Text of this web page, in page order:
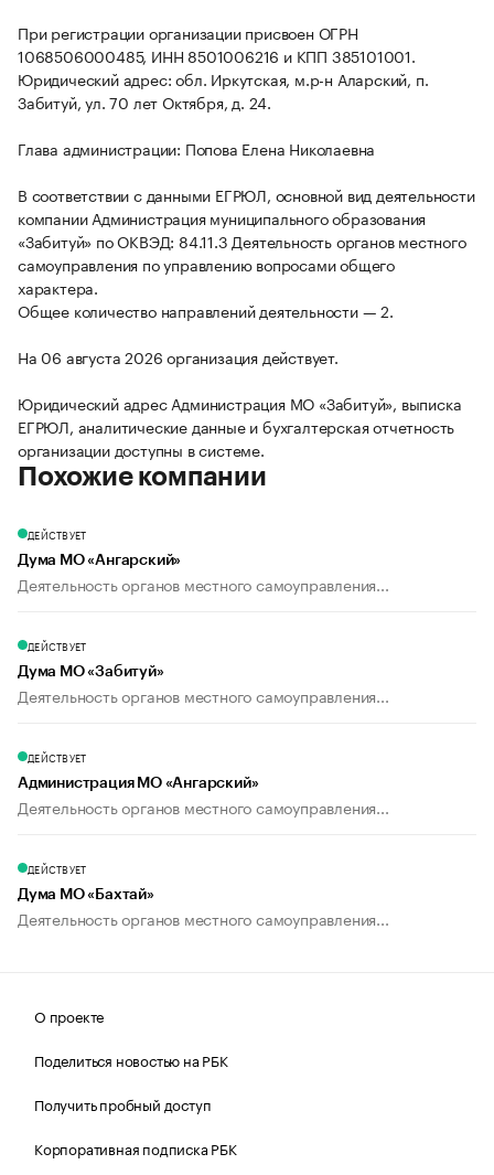
При регистрации организации присвоен ОГРН
1068506000485, ИНН 8501006216 и КПП 385101001.
Юридический адрес: обл. Иркутская, м.р-н Аларский, п.
Забитуй, ул. 70 лет Октября, д. 24.
Глава администрации: Попова Елена Николаевна
В соответствии с данными ЕГРЮЛ, основной вид деятельности
компании Администрация муниципального образования
«Забитуй» по ОКВЭД: 84.11.3 Деятельность органов местного
самоуправления по управлению вопросами общего
характера.
Общее количество направлений деятельности — 2.
На 06 августа 2026 организация действует.
Юридический адрес Администрация МО «Забитуй», выписка
ЕГРЮЛ, аналитические данные и бухгалтерская отчетность
организации доступны в системе.
Похожие компании
ДЕЙСТВУЕТ
Дума МО «Ангарский»
Деятельность органов местного самоуправления...
ДЕЙСТВУЕТ
Дума МО «Забитуй»
Деятельность органов местного самоуправления...
ДЕЙСТВУЕТ
Администрация МО «Ангарский»
Деятельность органов местного самоуправления...
ДЕЙСТВУЕТ
Дума МО «Бахтай»
Деятельность органов местного самоуправления...
О проекте
Поделиться новостью на РБК
Получить пробный доступ
Корпоративная подписка РБК